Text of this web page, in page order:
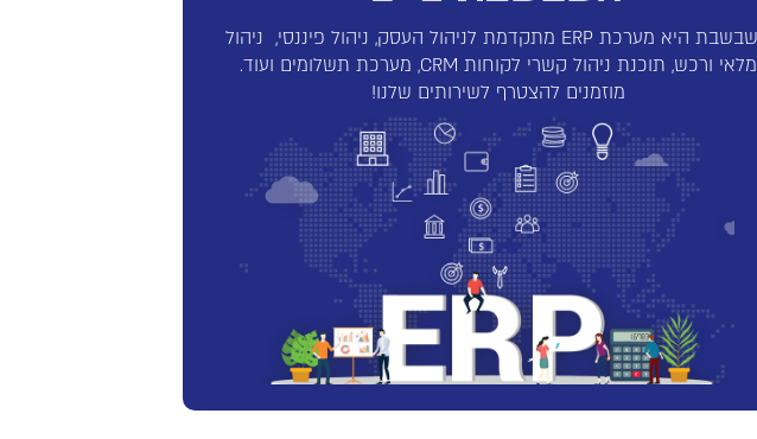
חשבשבת היא מערכת ERP מתקדמת לניהול העסק, ניהול פיננסי, ניהול
מלאי ורכש, תוכנת ניהול קשרי לקוחות CRM, מערכת תשלומים ועוד.
מוזמנים להצטרף לשירותים שלנו!